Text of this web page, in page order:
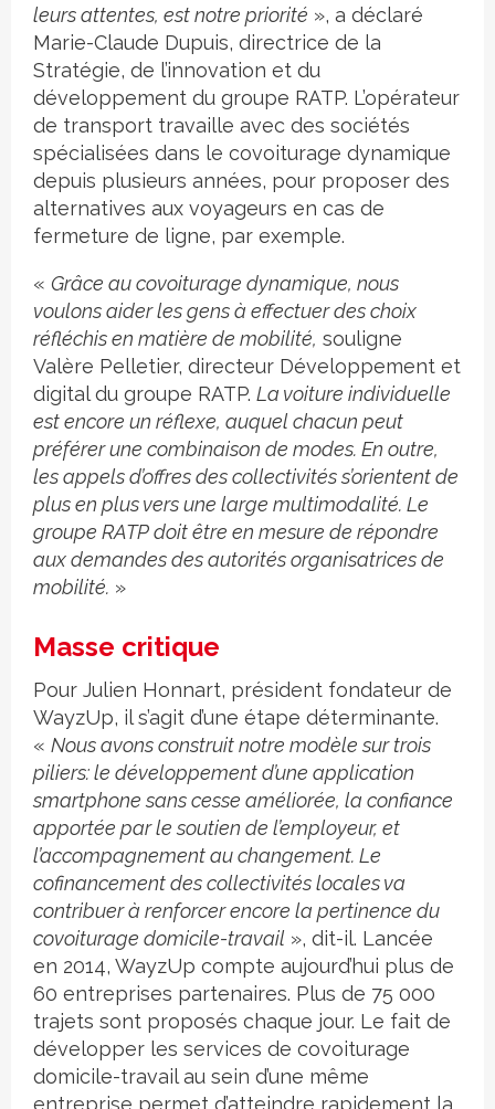
leurs attentes, est notre priorité », a déclaré
Marie-Claude Dupuis, directrice de la
Stratégie, de l’innovation et du
développement du groupe RATP. L’opérateur
de transport travaille avec des sociétés
spécialisées dans le covoiturage dynamique
depuis plusieurs années, pour proposer des
alternatives aux voyageurs en cas de
fermeture de ligne, par exemple.
« Grâce au covoiturage dynamique, nous
voulons aider les gens à effectuer des choix
réfléchis en matière de mobilité, souligne
Valère Pelletier, directeur Développement et
digital du groupe RATP. La voiture individuelle
est encore un réflexe, auquel chacun peut
préférer une combinaison de modes. En outre,
les appels d’offres des collectivités s’orientent de
plus en plus vers une large multimodalité. Le
groupe RATP doit être en mesure de répondre
aux demandes des autorités organisatrices de
mobilité. »
Masse critique
Pour Julien Honnart, président fondateur de
WayzUp, il s’agit d’une étape déterminante.
« Nous avons construit notre modèle sur trois
piliers: le développement d’une application
smartphone sans cesse améliorée, la confiance
apportée par le soutien de l’employeur, et
l’accompagnement au changement. Le
cofinancement des collectivités locales va
contribuer à renforcer encore la pertinence du
covoiturage domicile-travail », dit-il. Lancée
en 2014, WayzUp compte aujourd’hui plus de
60 entreprises partenaires. Plus de 75 000
trajets sont proposés chaque jour. Le fait de
développer les services de covoiturage
domicile-travail au sein d’une même
entreprise permet d’atteindre rapidement la